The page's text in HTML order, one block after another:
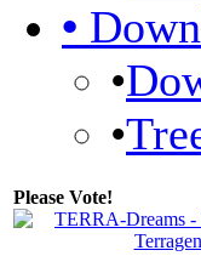
•
•
•
Please Vote!